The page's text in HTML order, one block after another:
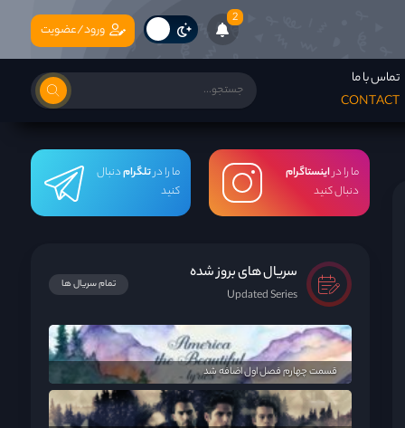
2
تماس با ما
CONTACT
ورود/عضویت
ما را دراینستاگرام
دنبال کنید
ما را درتلگرامدنبال
کنید
سریال های بروز شده
Updated Series
تمام سریال ها
قسمت چهارم فصل اول اضافه شد